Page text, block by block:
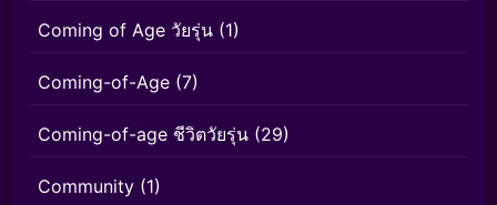
Coming of Age วัยรุ่น (1)
Coming-of-Age (7)
Coming-of-age ชีวิตวัยรุ่น (29)
Community (1)